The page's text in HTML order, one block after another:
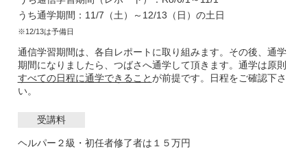
うち通学期間：11/7（土）～12/13（日）の土日
※12/13は予備日
通信学習期間は、各自レポートに取り組みます。その後、通学
期間になりましたら、つばさへ通学して頂きます。通学は原則
すべての日程に通学できることが前提です。日程をご確認下さ
い。
受講料
ヘルパー２級・初任者修了者は１５万円